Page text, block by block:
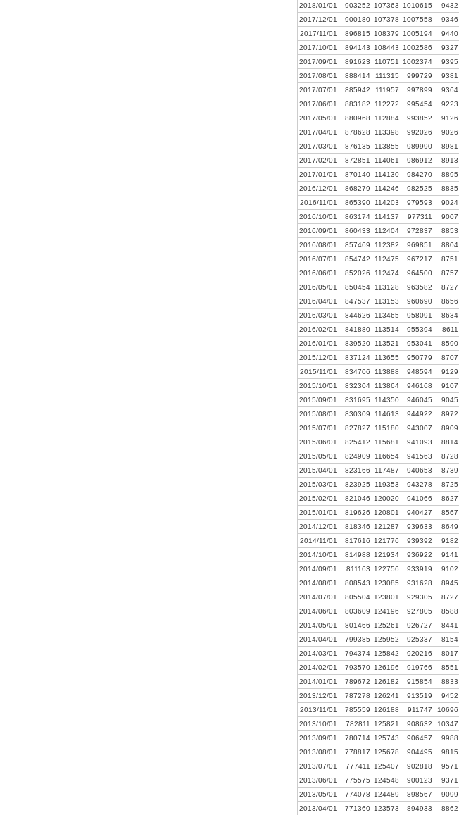
2018/01/01
903252 107363 1010615 9432
2017/12/01
900180 107378 1007558 9346
2017/11/01
896815 108379 1005194 9440
2017/10/01
894143 108443 1002586 9327
2017/09/01
891623 110751 1002374 9395
2017/08/01
888414 111315 999729 9381
2017/07/01
885942 111957 997899 9364
2017/06/01
883182 112272 995454 9223
2017/05/01
880968 112884 993852 9126
2017/04/01
878628 113398 992026 9026
2017/03/01
876135 113855 989990 8981
2017/02/01
872851 114061 986912 8913
2017/01/01
870140 114130 984270 8895
2016/12/01
868279 114246 982525 8835
2016/11/01
865390 114203 979593 9024
2016/10/01
863174 114137 977311 9007
2016/09/01
860433 112404 972837 8853
2016/08/01
857469 112382 969851 8804
2016/07/01
854742 112475 967217 8751
2016/06/01
852026 112474 964500 8757
2016/05/01
850454 113128 963582 8727
2016/04/01
847537 113153 960690 8656
2016/03/01
844626 113465 958091 8634
2016/02/01
841880 113514 955394 8611
2016/01/01
839520 113521 953041 8590
2015/12/01
837124 113655 950779 8707
2015/11/01
834706 113888 948594 9129
2015/10/01
832304 113864 946168 9107
2015/09/01
831695 114350 946045 9045
2015/08/01
830309 114613 944922 8972
2015/07/01
827827 115180 943007 8909
2015/06/01
825412 115681 941093 8814
2015/05/01
824909 116654 941563 8728
2015/04/01
823166 117487 940653 8739
2015/03/01
823925 119353 943278 8725
2015/02/01
821046 120020 941066 8627
2015/01/01
819626 120801 940427 8567
2014/12/01
818346 121287 939633 8649
2014/11/01
817616 121776 939392 9182
2014/10/01
814988 121934 936922 9141
2014/09/01
811163 122756 933919 9102
2014/08/01
808543 123085 931628 8945
2014/07/01
805504 123801 929305 8727
2014/06/01
803609 124196 927805 8588
2014/05/01
801466 125261 926727 8441
2014/04/01
799385 125952 925337 8154
2014/03/01
794374 125842 920216 8017
2014/02/01
793570 126196 919766 8551
2014/01/01
789672 126182 915854 8833
2013/12/01
787278 126241 913519 9452
2013/11/01
785559 126188 911747 10696
2013/10/01
782811 125821 908632 10347
2013/09/01
780714 125743 906457 9988
2013/08/01
778817 125678 904495 9815
2013/07/01
777411 125407 902818 9571
2013/06/01
775575 124548 900123 9371
2013/05/01
774078 124489 898567 9099
2013/04/01
771360 123573 894933 8862